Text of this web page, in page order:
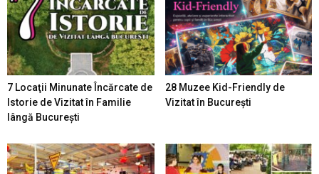
7 Locaţii Minunate Încărcate de
Istorie de Vizitat în Familie
lângă București
28 Muzee Kid-Friendly de
Vizitat în București